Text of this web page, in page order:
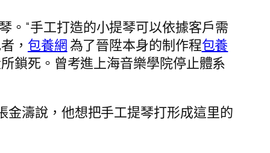
。“手工打造的小提琴可以依據客戶需
， 包養網為了晉陞本身的制作程包養
鎖死。曾考進上海音樂學院停止體系
濤說，他想把手工提琴打形成這里的